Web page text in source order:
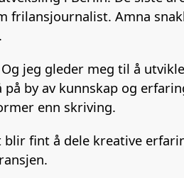
frilansjournalist. Amna
jeg gleder meg til å
på by av kunnskap og
enn skriving.
fint å dele kreative